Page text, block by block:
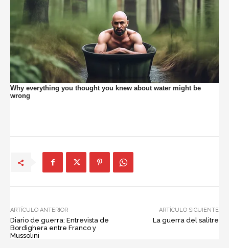
ARTÍCULO ANTERIOR
Diario de guerra: Entrevista de
Bordighera entre Franco y
Mussolini
ARTÍCULO SIGUIENTE
La guerra del salitre